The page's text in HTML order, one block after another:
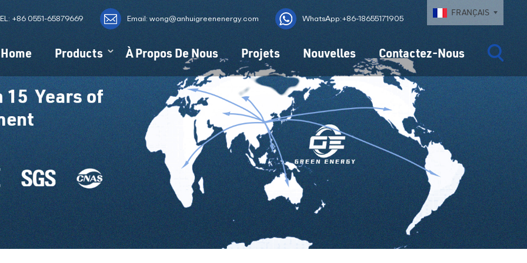
+86 0551-65879669 Email: wong@anhuigreenenergy.com WhatsApp:+86-18655171905
FRANÇAIS
Home Products À Propos De Nous Projets Nouvelles Contactez-Nous